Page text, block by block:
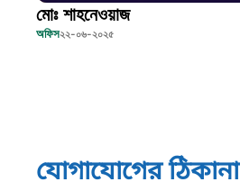
মোঃ শাহনেওয়াজ
অফিস২২-০৬-২০২৫
যোগাযোগের ঠিকানা